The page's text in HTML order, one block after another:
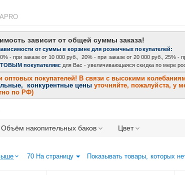
зависит от общей суммы заказа!
от суммы в корзине для розничных покупателей:
- при заказе от 10 000 руб., 20% - при заказе от 20 000 руб., 25% -
покупателям: для Вас - увеличивающаяся скидка по мере
покупателей! В связи с высокими
конкурентные цены уточняйте, пожалуйста, у
по РФ)
Объём накопительных баков Цвет
70 На страницу Показывать товары, которых